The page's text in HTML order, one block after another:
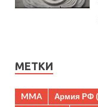
МЕТКИ
MMA Армия РФ